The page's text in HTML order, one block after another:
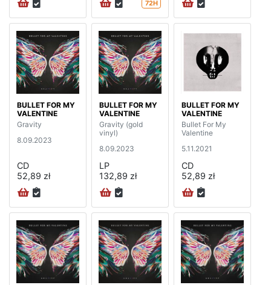
72H
BULLET FOR MY
VALENTINE
Gravity
8.09.2023
CD
52,89 zł
BULLET FOR MY
VALENTINE
Gravity (gold
vinyl)
8.09.2023
LP
132,89 zł
BULLET FOR MY
VALENTINE
Bullet For My
Valentine
5.11.2021
CD
52,89 zł